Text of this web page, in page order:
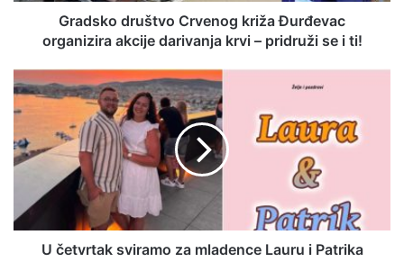
Gradsko društvo Crvenog križa Đurđevac
organizira akcije darivanja krvi – pridruži se i ti!
U četvrtak sviramo za mladence Lauru i Patrika